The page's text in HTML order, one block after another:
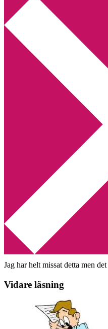
Annikas litteratur- och
Deckare, kriminalromaner,
Hem
Boktolva
Författarfemman
Kontakt
Webbshop Amazon
Utskriftscentralen
Min tv-blogg
You are here:Home
Pocketsnack
2011-11-07 Annika
I dag pratades det
Jag har helt missat detta men
Vidare läsning